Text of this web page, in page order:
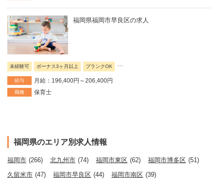
福岡県福岡市早良区の求人
未経験可 ボーナス3ヶ月以上 ブランクOK
給与 月給：196,400円～206,400円
職種 保育士
福岡県のエリア別求人情報
福岡市 (266) 北九州市 (74) 福岡市東区 (62) 福岡市博多区 (51)
久留米市 (47) 福岡市早良区 (44) 福岡市南区 (39)